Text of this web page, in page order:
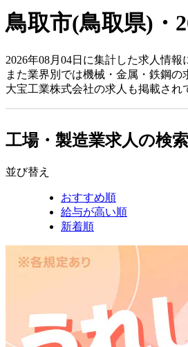
鳥取市(鳥取県)・
2026年08月04日に集計した求人情
また業界別では機械・金属・鉄鋼
大宝工業株式会社の求人も掲載され
工場・製造業求人の検
並び替え
おすすめ順
給与が高い順
新着順